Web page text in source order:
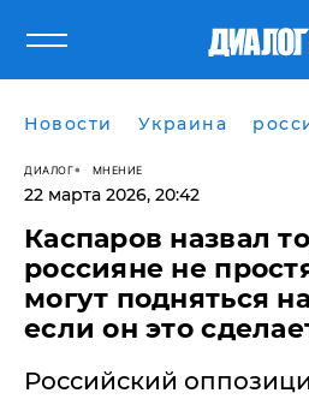
Новости Украина
ДИАЛОГ МНЕНИЕ
22 марта 2026, 20:42
Каспаров назвал
россияне не
могут подняться
если он это
Российский